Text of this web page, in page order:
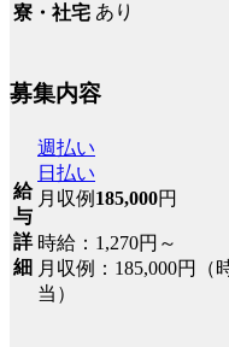
寮・社宅 あり
募集内容
給
与
詳
細
週払い
日払い
月収例 185,000円
時給：1,270円～
月収例：185,000円（
当）